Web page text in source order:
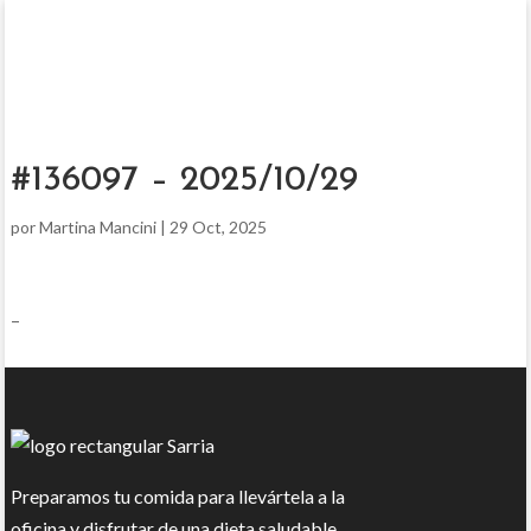
#136097 – 2025/10/29
porMartina Mancini| 29 Oct, 2025
–
Preparamos tu comida para llevártela a la